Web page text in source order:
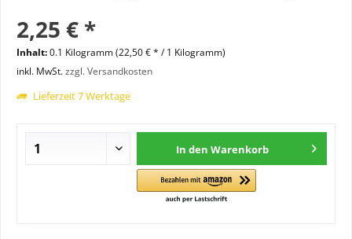
2,25 € *
Inhalt:0.1 Kilogramm (22,50 € * / 1 Kilogramm)
inkl. MwSt.zzgl. Versandkosten
Lieferzeit 7 Werktage
In den Warenkorb